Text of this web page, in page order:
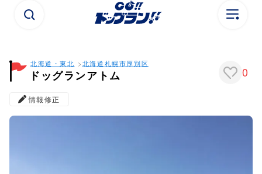
北海道・東北 北海道札幌市厚別区
ドッグランアトム 0
情報修正